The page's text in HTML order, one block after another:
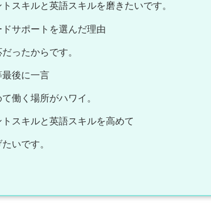
スキルと英語スキルを磨きたいです。
サポートを選んだ理由
ったからです。
後に一言
働く場所がハワイ。
スキルと英語スキルを高めて
いです。